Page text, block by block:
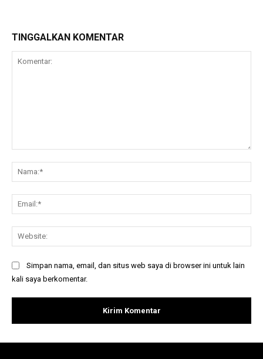
TINGGALKAN KOMENTAR
Simpan nama, email, dan situs web saya di browser ini untuk lain
kali saya berkomentar.